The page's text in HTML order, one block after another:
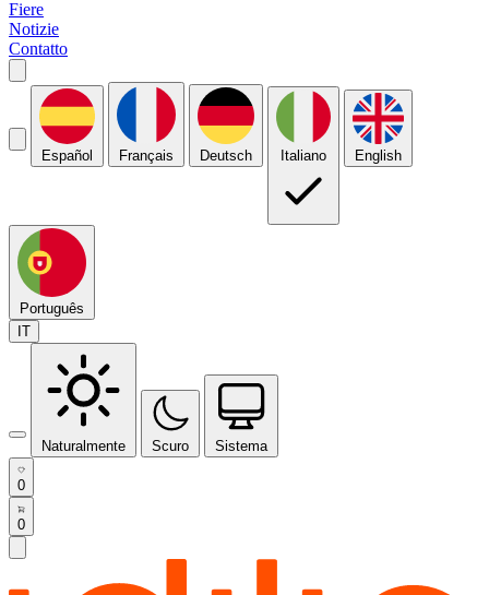
Fiere
Notizie
Contatto
Español Français Deutsch Italiano English
Português
IT
Naturalmente Scuro Sistema
0
0